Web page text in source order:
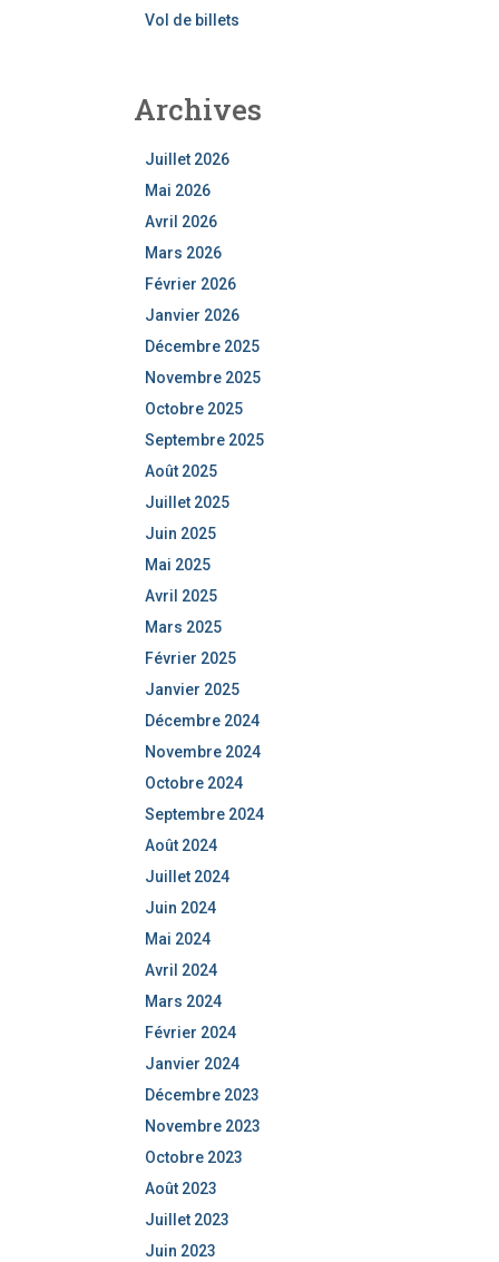
Vol de billets
Archives
Juillet 2026
Mai 2026
Avril 2026
Mars 2026
Février 2026
Janvier 2026
Décembre 2025
Novembre 2025
Octobre 2025
Septembre 2025
Août 2025
Juillet 2025
Juin 2025
Mai 2025
Avril 2025
Mars 2025
Février 2025
Janvier 2025
Décembre 2024
Novembre 2024
Octobre 2024
Septembre 2024
Août 2024
Juillet 2024
Juin 2024
Mai 2024
Avril 2024
Mars 2024
Février 2024
Janvier 2024
Décembre 2023
Novembre 2023
Octobre 2023
Août 2023
Juillet 2023
Juin 2023